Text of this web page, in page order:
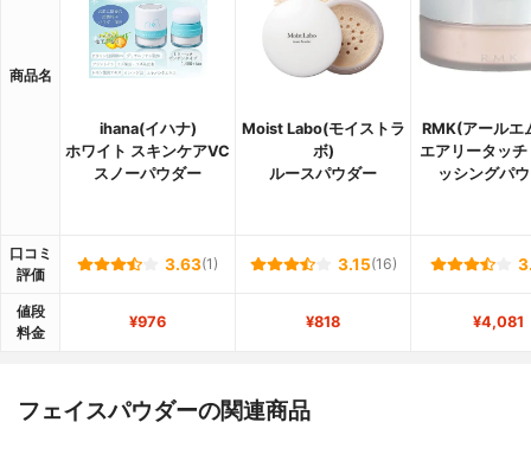
商品名
ihana(イハナ)
ホワイト スキンケアVC
スノーパウダー
Moist Labo(モイストラ
ボ)
ルースパウダー
RMK(アールエ
エアリータッチ
ッシングパ
口コミ
評価
3.63(1) 3.15(16)
値段
料金
¥976 ¥818 ¥4,081
フェイスパウダーの関連商品